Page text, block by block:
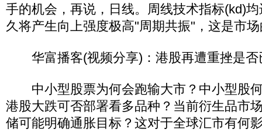
手的机会，再说，日线。周线技术指标(kd)
久将产生向上强度极高"周期共振"，这是市
华富播客(视频分享)：港股再遭重挫是否
中小型股票为何会跑输大市？中小型股
港股大跌可否部署看多品种？当前衍生品市
储可能明确通胀目标？这对于全球汇市有何